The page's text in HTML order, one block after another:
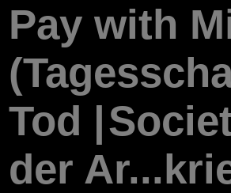
Pay with
Tod |
der